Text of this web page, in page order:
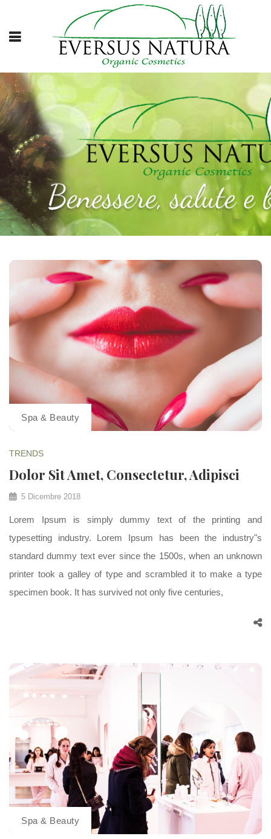
Spa & Beauty
TRENDS
Dolor Sit Amet, Consectetur, Adipisci
5 Dicembre 2018
Lorem Ipsum is simply dummy text of the printing and
typesetting industry. Lorem Ipsum has been the industry"s
standard dummy text ever since the 1500s, when an unknown
printer took a galley of type and scrambled it to make a type
specimen book. It has survived not only five centuries,
Spa & Beauty